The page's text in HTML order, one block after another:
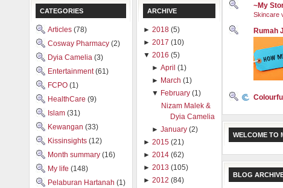
~My
Skincare
Rumah
WELCOME TO
BLOG
CATEGORIES
Articles (78)
Cosway Pharmacy (2)
Dyia Camelia (3)
Entertainment(61)
FCPO (1)
HealthCare (9)
Islam (31)
Kewangan (33)
Kissinsights (12)
Month summary (16)
My life (148)
Pelaburan Hartanah (1)
ARCHIVE
► 2018 (5)
► 2017 (10)
▼ 2016 (5)
►April (1)
► March (1)
▼ February (1)
Nizam Malek &
Dyia Camelia
►January (2)
► 2015 (21)
► 2014 (62)
► 2013 (105)
► 2012 (84)